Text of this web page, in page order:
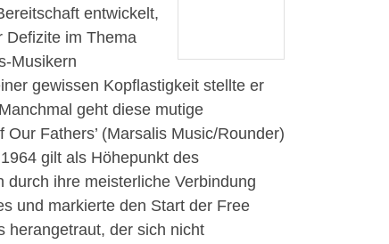
entwickelt,
Defizite im Thema
Musikern
gewissen Kopflastigkeit stellte er
geht diese mutige
Our Fathers’ (Marsalis Music/Rounder)
gilt als Höhepunkt des
ihre meisterliche Verbindung
und markierte den Start der Free
herangetraut, der sich nicht